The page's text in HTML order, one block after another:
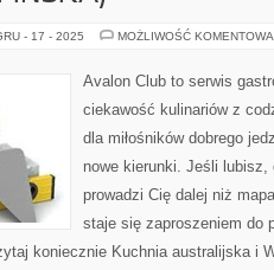
- 17 - 2025 MOŻLIWOŚĆ
Avalon Club to serwis
ciekawość kulinariów z
dla miłośników dobrego
nowe kierunki. Jeśli lubisz,
prowadzi Cię dalej niż
staje się zaproszeniem do
koniecznie Kuchnia australijska i